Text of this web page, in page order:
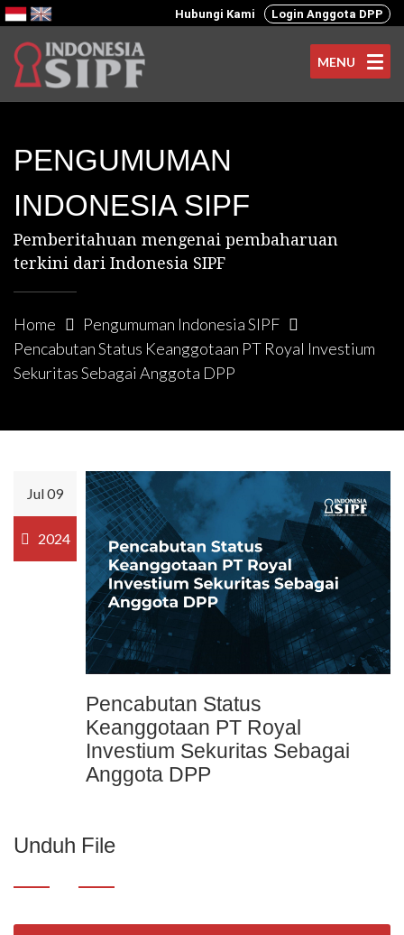
Hubungi Kami Login Anggota DPP
MENU
PENGUMUMAN
INDONESIA SIPF
Pemberitahuan mengenai pembaharuan
terkini dari Indonesia SIPF
Home
Pengumuman Indonesia SIPF
Pencabutan Status Keanggotaan PT Royal Investium
Sekuritas Sebagai Anggota DPP
Jul 09
2024
Pencabutan Status
Keanggotaan PT Royal
Investium Sekuritas Sebagai
Anggota DPP
Unduh File